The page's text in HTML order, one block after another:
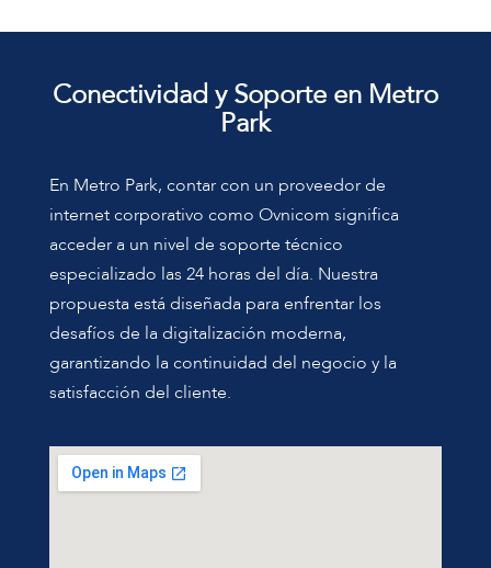
Conectividad y Soporte en Metro
Park
En Metro Park, contar con un proveedor de
internet corporativo como Ovnicom significa
acceder a un nivel de soporte técnico
especializado las 24 horas del día. Nuestra
propuesta está diseñada para enfrentar los
desafíos de la digitalización moderna,
garantizando la continuidad del negocio y la
satisfacción del cliente.